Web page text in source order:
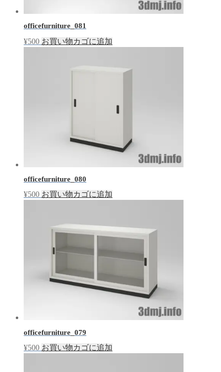
officefurniture_081
¥500 お買い物カゴに追加
officefurniture_080
¥500 お買い物カゴに追加
officefurniture_079
¥500 お買い物カゴに追加